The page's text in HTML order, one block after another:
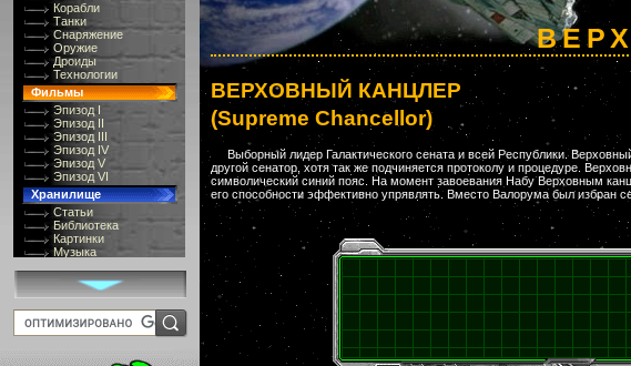
Корабли
Танки
Снаряжение
Оружие
Дроиды
Технологии
Фильмы
Эпизод I
Эпизод II
Эпизод III
Эпизод IV
Эпизод V
Эпизод VI
Хранилище
Статьи
Библиотека
Картинки
Музыка
Терминология
Костюмы
Игры
8 bit
Юмор
ВЕРХОВНЫЙ КАНЦЛЕР
(Supreme Chancellor)
Выборный лидер Галактического сената и всей Республики.
другой сенатор, хотя так же подчиняется протоколу и процедуре.
символический синий пояс. На момент завоевания Набу Верховным
его способности эффективно упрявлять. Вместо Валорума был избран